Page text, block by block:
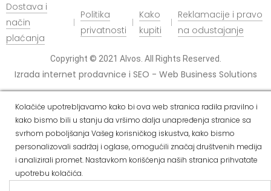
Copyright © 2021 Alvos. All Rights Reserved.
Izrada internet prodavnice i SEO - Web Business Solutions
Dostava i
način
plaćanja
Politika
privatnosti
Kako
kupiti
Reklamacije i pravo
na odustajanje
Kolačiće upotrebljavamo kako bi ova web stranica radila pravilno i
kako bismo bili u stanju da vršimo dalja unapređenja stranice sa
svrhom poboljšanja Vašeg korisničkog iskustva, kako bismo
personalizovali sadržaj i oglase, omogućili značaj društvenih medija
i analizirali promet. Nastavkom korišćenja naših stranica prihvatate
upotrebu kolačića.